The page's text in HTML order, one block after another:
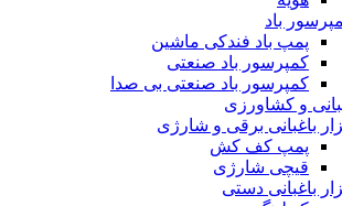
باد
پمپ باد فندکی ماشین
کمپرسور باد صنعتی
کمپرسور باد صنعتی بی صدا
و کشاورزی
باغبانی برقی و شارژی
پمپ کف کش
قیچی شارژی
باغبانی دستی